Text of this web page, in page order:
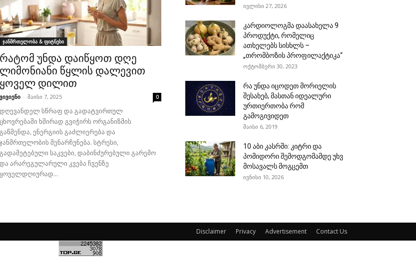
ჯანმრთელობა & ფიტნესი
რატომ უნდა დაიწყოთ დღე
ლიმონიანი წყლის დალევით
ყოველ დილით
ვივიენი - მაისი 7, 2025 0
დღევანდელ სწრაფ და გადატვირთულ
ცხოვრებაში ხშირად გვიჭირს ორგანიზმის
გაწმენდა, ენერგიის გაძლიერება და
ჯანმრთელობის შენარჩუნება. სტრესი,
გადამეტებული საკვები, დაბინძურებული გარემო
და არარეგულარული კვება ჩვენზე
ყოველდღიურად...
ივლისი 27, 2026
კარდიოლოგმა დაასახელა 9
პროდუქტი, რომელიც
ათხელებს სისხლს –
„თრომბოზის პროფილაქტიკა“
ოქტომბერი 30, 2023
რა უნდა იცოდეთ მორიელის
შესახებ, მასთან იდეალური
ურთიერთობა რომ
გამოგივიდეთ
მაისი 6, 2019
10 აბი კასრში: კიტრი და
პომიდორი შემოდგომამდე უხვ
მოსავალს მოგცემთ
ივნისი 10, 2026
Disclaimer Privacy Advertisement Contact Us